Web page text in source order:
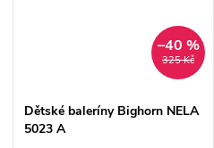
325 Kč
–40 %
Dětské baleríny Bighorn NELA
5023 A